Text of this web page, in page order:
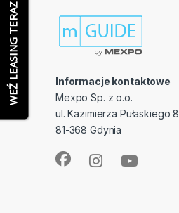
Informacje kontaktowe
Mexpo Sp. z o.o.
ul. Kazimierza Pułaskiego 8
81-368 Gdynia
WEŹ LEASING TERAZ